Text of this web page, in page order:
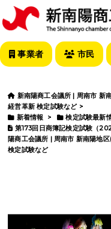
事業者 市民
新南陽商工会議所 | 周南市 新
経営革新 検定試験など>
新着情報
> 検定試験最新
第173回日商簿記検定試験（
陽商工会議所 | 周南市 新南陽地
検定試験など